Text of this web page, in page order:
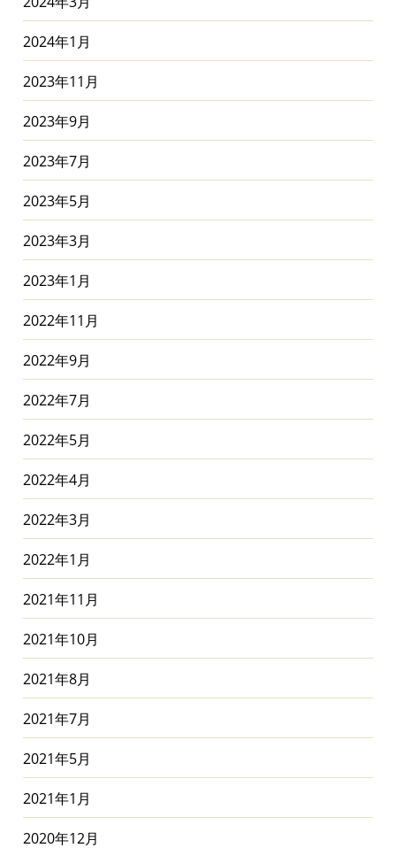
2024年1月
2023年11月
2023年9月
2023年7月
2023年5月
2023年3月
2023年1月
2022年11月
2022年9月
2022年7月
2022年5月
2022年4月
2022年3月
2022年1月
2021年11月
2021年10月
2021年8月
2021年7月
2021年5月
2021年1月
2020年12月